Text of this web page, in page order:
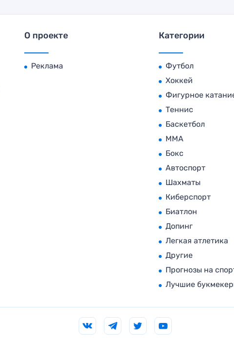
О проекте
Реклама
Категории
Футбол
Хоккей
Фигурное
Теннис
Баскетбол
MMA
Бокс
Автоспорт
Шахматы
Киберспорт
Биатлон
Допинг
Легкая атлетика
Другие
Прогнозы на
Лучшие